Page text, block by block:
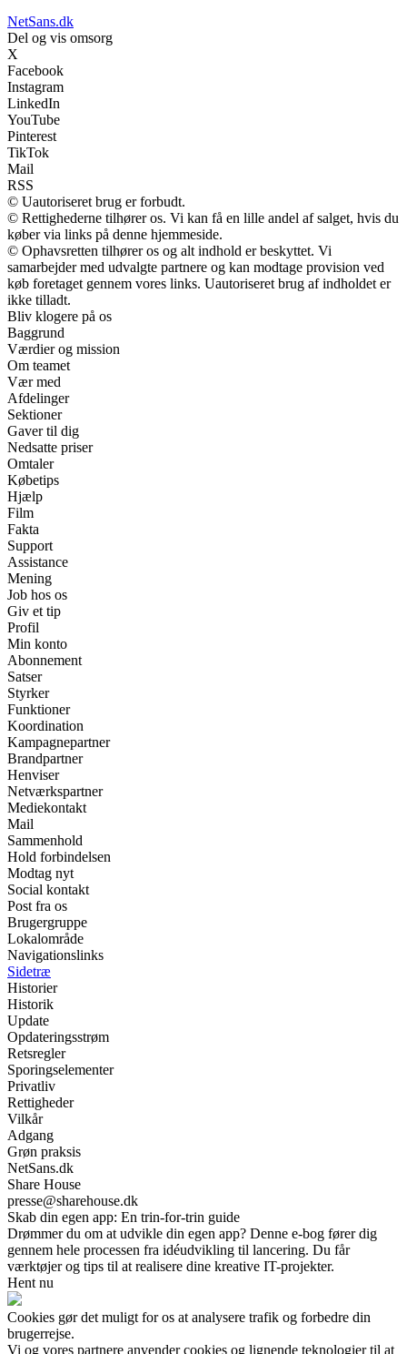
NetSans.dk
Del og vis omsorg
X
Facebook
Instagram
LinkedIn
YouTube
Pinterest
TikTok
Mail
RSS
© Uautoriseret brug er forbudt.
© Rettighederne tilhører os. Vi kan få en lille andel af salget, hvis du
køber via links på denne hjemmeside.
© Ophavsretten tilhører os og alt indhold er beskyttet. Vi
samarbejder med udvalgte partnere og kan modtage provision ved
køb foretaget gennem vores links. Uautoriseret brug af indholdet er
ikke tilladt.
Bliv klogere på os
Baggrund
Værdier og mission
Om teamet
Vær med
Afdelinger
Sektioner
Gaver til dig
Nedsatte priser
Omtaler
Købetips
Hjælp
Film
Fakta
Support
Assistance
Mening
Job hos os
Giv et tip
Profil
Min konto
Abonnement
Satser
Styrker
Funktioner
Koordination
Kampagnepartner
Brandpartner
Henviser
Netværkspartner
Mediekontakt
Mail
Sammenhold
Hold forbindelsen
Modtag nyt
Social kontakt
Post fra os
Brugergruppe
Lokalområde
Navigationslinks
Sidetræ
Historier
Historik
Update
Opdateringsstrøm
Retsregler
Sporingselementer
Privatliv
Rettigheder
Vilkår
Adgang
Grøn praksis
NetSans.dk
Share House
presse@sharehouse.dk
Skab din egen app: En trin-for-trin guide
Drømmer du om at udvikle din egen app? Denne e-bog fører dig
gennem hele processen fra idéudvikling til lancering. Du får
værktøjer og tips til at realisere dine kreative IT-projekter.
Hent nu
Cookies gør det muligt for os at analysere trafik og forbedre din
brugerrejse.
Vi og vores partnere anvender cookies og lignende teknologier til at